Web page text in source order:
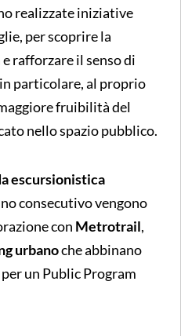
realizzate iniziative
per scoprire la
rafforzare il senso di
particolare, al proprio
fruibilità del
nello spazio pubblico.
escursionistica
consecutivo vengono
con Metrotrail,
urbanoche abbinano
un Public Program